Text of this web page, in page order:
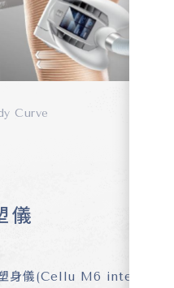
Curve
儀
身儀(Cellu M6 integral